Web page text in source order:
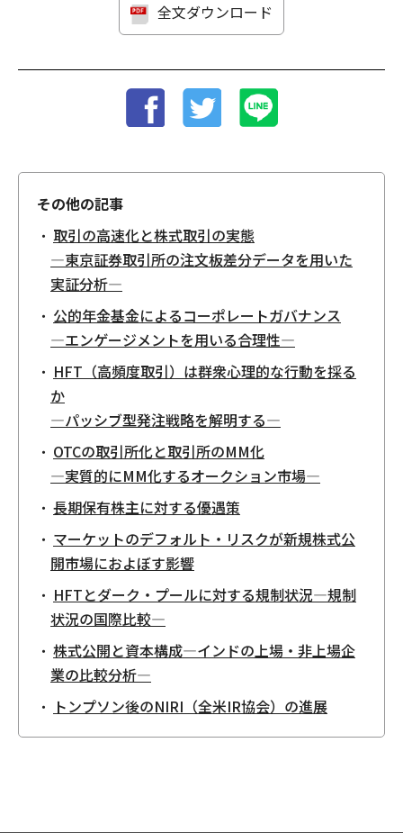
全文ダウンロード
その他の記事
取引の高速化と株式取引の実態
—東京証券取引所の注文板差分データを用いた
実証分析—
公的年金基金によるコーポレートガバナンス
—エンゲージメントを用いる合理性—
HFT（高頻度取引）は群衆心理的な行動を採る
か
—パッシブ型発注戦略を解明する—
OTCの取引所化と取引所のMM化
—実質的にMM化するオークション市場—
長期保有株主に対する優遇策
マーケットのデフォルト・リスクが新規株式公
開市場におよぼす影響
HFTとダーク・プールに対する規制状況—規制
状況の国際比較—
株式公開と資本構成—インドの上場・非上場企
業の比較分析—
トンプソン後のNIRI（全米IR協会）の進展